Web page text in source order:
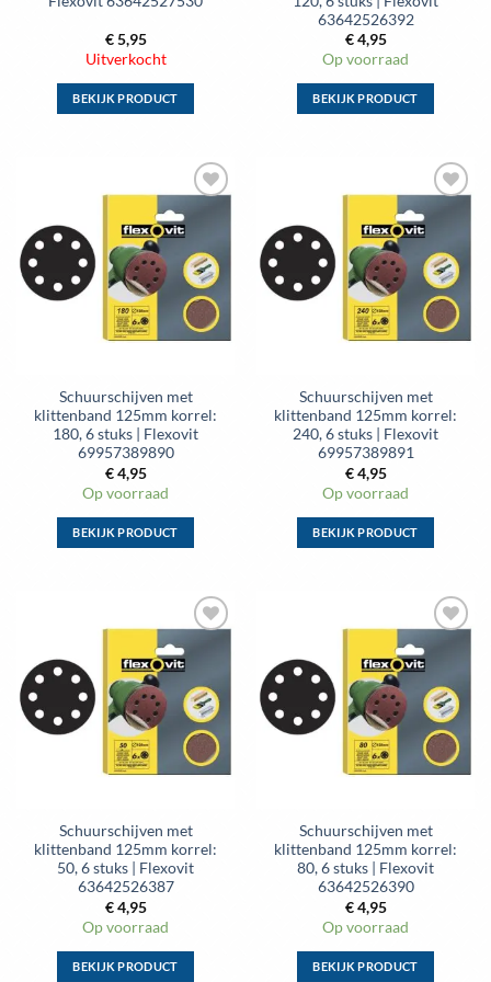
€5,95
Uitverkocht
BEKIJK PRODUCT
meerdere
variaties.
Deze
optie
kan
gekozen
worden
productpagina
63642526392
€4,95
Op voorraad
BEKIJK PRODUCT
meerdere
variaties.
Deze
optie
kan
gekozen
worden
productpagina
Toevoegen
aan
wenslijst
Schuurschijven met
klittenband 125mm korrel:
180, 6 stuks | Flexovit
69957389890
€4,95
Op voorraad
BEKIJK PRODUCT
meerdere
variaties.
Deze
optie
kan
gekozen
worden
productpagina
Toevoegen
aan
wenslijst
Schuurschijven met
klittenband 125mm korrel:
240, 6 stuks | Flexovit
69957389891
€4,95
Op voorraad
BEKIJK PRODUCT
meerdere
variaties.
Deze
optie
kan
gekozen
worden
productpagina
Toevoegen
aan
wenslijst
Schuurschijven met
klittenband 125mm korrel:
50, 6 stuks | Flexovit
63642526387
€4,95
Op voorraad
BEKIJK PRODUCT
Toevoegen
aan
wenslijst
Schuurschijven met
klittenband 125mm korrel:
80, 6 stuks | Flexovit
63642526390
€4,95
Op voorraad
BEKIJK PRODUCT